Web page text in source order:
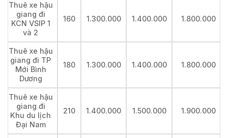
Thuê xe hậu
giang đi
KCN VSIP 1
và 2
160 1.300.000 1.400.000 1.800.000
Thuê xe hậu
giang đi TP
Mới Bình
Dương
180 1.300.000 1.400.000 1.800.000
Thuê xe hậu
giang đi
Khu du lịch
Đại Nam
210 1.400.000 1.500.000 1.900.000